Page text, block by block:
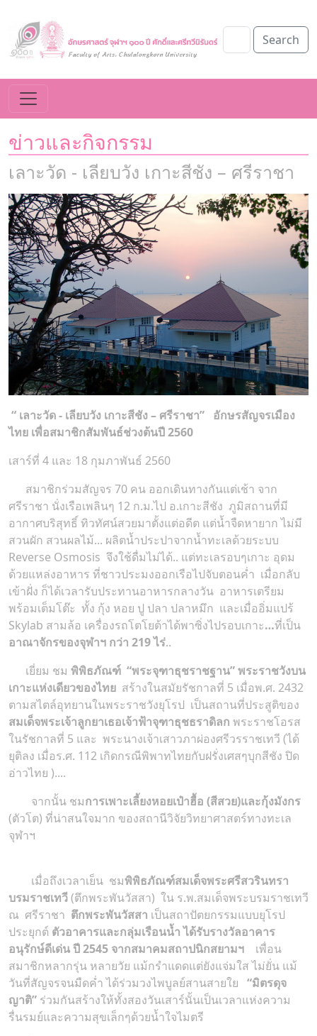
Search
ข่าวและกิจกรรม
เลาะวัด - เลียบวัง เกาะสีชัง – ศรีราชา
“ เลาะวัด - เลียบวัง เกาะสีชัง – ศรีราชา” อักษรสัญจรเมือง
ไทย เพื่อสมาชิกสัมพันธ์ช่วงต้นปี 2560
เสาร์ที่ 4 และ 18 กุมภาพันธ์ 2560
สมาชิกร่วมสัญจร 70 คน ออกเดินทางกันแต่เช้า จาก
ศรีราชา นั่งเรือเพลินๆ 12 ก.ม.ไป อ.เกาะสีชัง ภูมิสถานที่มี
อากาศบริสุทธิ์ ทิวทัศน์สวยมาตั้งแต่อดีต แต่น้ำจืดหายาก ไม่มี
สวนผัก สวนผลไม้... ผลิตน้ำประปาจากน้ำทะเลด้วยระบบ
Reverse Osmosis จึงใช้ดื่มไม่ได้.. แต่ทะเลรอบๆเกาะ อุดม
ด้วยแหล่งอาหาร ที่ชาวประมงออกเรือไปจับตอนค่ำ เมื่อกลับ
เข้าฝั่ง ก็ได้เวลารับประทานอาหารกลางวัน อาหารเตรียม
พร้อมเต็มโต๊ะ ทั้ง กุ้ง หอย ปู ปลา ปลาหมึก และเมื่ออิ่มแปร้
Skylab สามล้อ เครื่องรถโตโยต้าได้พาซิ่งไปรอบเกาะ…ที่เป็น
อาณาจักรของจุฬาฯ กว่า 219 ไร่..
เยี่ยม ชม พิพิธภัณฑ์ “พระจุฑาธุชราชฐาน” พระราชวังบน
เกาะแห่งเดียวของไทย สร้างในสมัยรัชกาลที่ 5 เมื่อพ.ศ. 2432
ตามสไตล์อุทยานในพระราชวังยุโรป เป็นสถานที่ประสูติของ
สมเด็จพระเจ้าลูกยาเธอเจ้าฟ้าจุฑาธุชธราดิลก พระราชโอรส
ในรัชกาลที่ 5 และ พระนางเจ้าเสาวภาผ่องศรีวรราชเทวี (ได้
ยุติลง เมื่อร.ศ. 112 เกิดกรณีพิพาทไทยกับฝรั่งเศสๆบุกสีชัง ปิด
อ่าวไทย )....
จากนั้น ชมการเพาะเลี้ยงหอยเป๋าฮื้อ (สีสวย)และกุ้งมังกร
(ตัวโต) ที่น่าสนใจมาก ของสถานีวิจัยวิทยาศาสตร์ทางทะเล
จุฬาฯ
เมื่อถึงเวลาเย็น ชมพิพิธภัณฑ์สมเด็จพระศรีสวรินทรา
บรมราชเทวี(ตึกพระพันวัสสา) ใน ร.พ.สมเด็จพระบรมราชเทวี
ณ ศรีราชา ตึกพระพันวัสสา เป็นสถาปัตยกรรมแบบยุโรป
ประยุกต์ ตัวอาคารและกลุ่มเรือนน้ำ ได้รับรางวัลอาคาร
อนุรักษ์ดีเด่น ปี 2545 จากสมาคมสถาปนิกสยามฯ เพื่อน
สมาชิกหลากรุ่น หลายวัย แม้กรำแดดแต่ยังแจ่มใส ไม่ยั่น แม้
วันที่สัญจรจนมืดค่ำ ได้ร่วมวงไพบูลย์สานสายใย “มิตรดุจ
ญาติ” ร่วมกันสร้างให้ทั้งสองวันเสาร์นั้นเป็นเวลาแห่งความ
รื่นรมย์และความสุขเล็กๆด้วยน้ำใจไมตรี